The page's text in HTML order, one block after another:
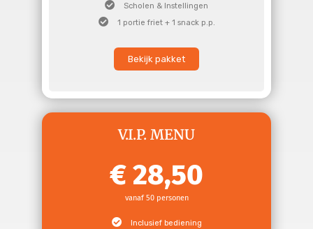
Scholen & Instellingen
1 portie friet + 1 snack p.p.
Bekijk pakket
V.I.P. MENU
28,50
vanaf 50 personen
Inclusief bediening